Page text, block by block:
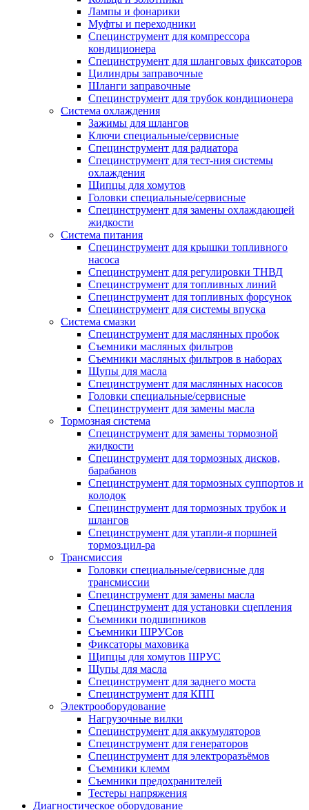
Лампы и фонарики
Муфты и переходники
Специнструмент для компрессора
кондиционера
Специнструмент для шланговых фиксаторов
Цилиндры заправочные
Шланги заправочные
Специнструмент для трубок кондиционера
Система охлаждения
Зажимы для шлангов
Ключи специальные/сервисные
Специнструмент для радиатора
Специнструмент для тест-ния системы
охлаждения
Щипцы для хомутов
Головки специальные/сервисные
Специнструмент для замены охлаждающей
жидкости
Система питания
Специнструмент для крышки топливного
насоса
Специнструмент для регулировки ТНВД
Специнструмент для топливных линий
Специнструмент для топливных форсунок
Специнструмент для системы впуска
Система смазки
Специнструмент для маслянных пробок
Съемники масляных фильтров
Съемники масляных фильтров в наборах
Щупы для масла
Специнструмент для маслянных насосов
Головки специальные/сервисные
Специнструмент для замены масла
Тормозная система
Специнструмент для замены тормозной
жидкости
Специнструмент для тормозных дисков,
барабанов
Специнструмент для тормозных суппортов и
колодок
Специнструмент для тормозных трубок и
шлангов
Специнструмент для утапли-я поршней
тормоз.цил-ра
Трансмиссия
Головки специальные/сервисные для
трансмиссии
Специнструмент для замены масла
Специнструмент для установки сцепления
Съемники подшипников
Съемники ШРУСов
Фиксаторы маховика
Щипцы для хомутов ШРУС
Щупы для масла
Специнструмент для заднего моста
Специнструмент для КПП
Электрооборудование
Нагрузочные вилки
Специнструмент для аккумуляторов
Специнструмент для генераторов
Специнструмент для электроразъёмов
Съемники клемм
Съемники предохранителей
Тестеры напряжения
Диагностическое оборудование